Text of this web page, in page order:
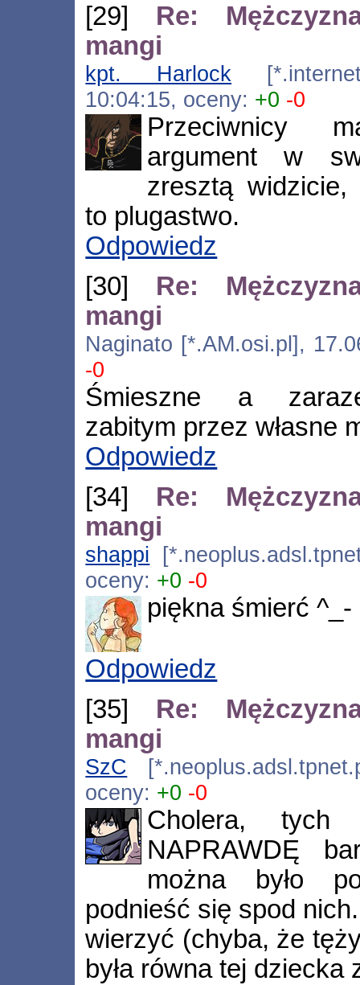
[29] Re:
mangi
kpt. Harlock
10:04:15, oceny: +0 -0
Przeciwnicy
argument w
zresztą
to plugastwo.
Odpowiedz
[30] Re:
mangi
Naginato [*.AM.osi.pl],
-0
Śmieszne a
zabitym przez własne
Odpowiedz
[34] Re:
mangi
shappi
oceny: +0 -0
piękna śmierć ^_-
Odpowiedz
[35] Re:
mangi
SzC
oceny: +0 -0
Cholera, tych
NAPRAWDĘ
można było
podnieść się spod
wierzyć (chyba, że
była równa tej dziecka